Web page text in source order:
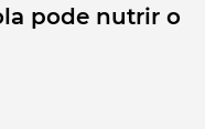
pode nutrir o